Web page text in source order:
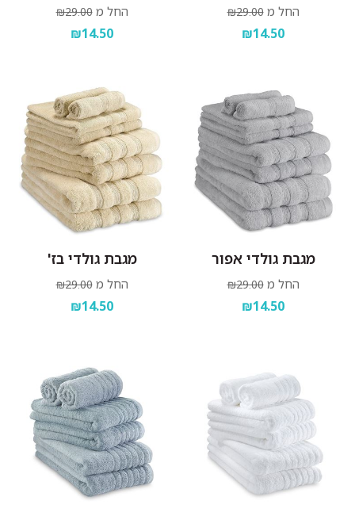
החל מ ₪29.00
₪14.50
החל מ ₪29.00
₪14.50
מגבת גולדי אפור
החל מ ₪29.00
₪14.50
מגבת גולדי בז'
החל מ ₪29.00
₪14.50